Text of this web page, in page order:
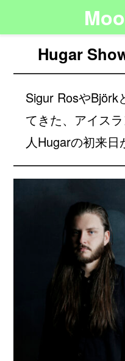
Hugar
Sigur RosやBjörk
てきた、アイス
人Hugarの初来日